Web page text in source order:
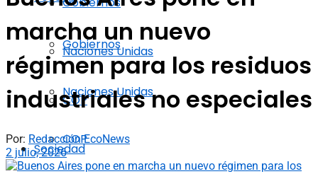
Naciones Unidas
COP
Sociedad
Gobiernos
Naciones Unidas
COP
marcha un nuevo
régimen para los residuos
industriales no especiales
Por: Redacción EcoNews
2 julio, 2026